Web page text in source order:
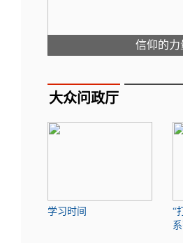
信仰的力
大众问政厅
学习时间
“